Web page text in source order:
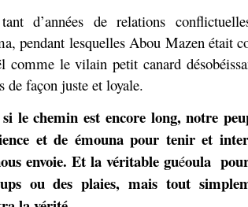
d’années de relations
pendant lesquelles Abou Mazen était
comme le vilain petit canard
de façon juste et loyale.
le chemin est encore long, notre
et de émouna pour tenir et
envoie. Et la véritable guéoula
ou des plaies, mais tout